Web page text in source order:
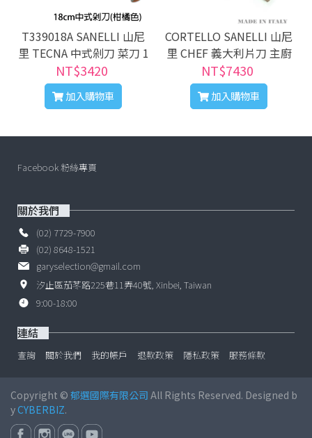
T339018A SANELLI 山尼
里 TECNA 中式剁刀 菜刀 1
8cm
NT$3420
加入購物車
CORTELLO SANELLI 山尼
里 CHEF 義大利片刀 主廚
刀 18cm
NT$7430
加入購物車
關於我們
(02) 7729-7900
(02) 8648-1521
garyselection@gmail.com
汐止區茄苳路225巷11弄40號, Xinbei, Taiwan
9:00-18:00
連結
查詢 關於我們 我的帳戶 退款政策 隱私政策 服務條款
Facebook 粉絲專頁
Copyright © 郁選國際有限公司 All Rights Reserved. Designed b
yCYBERBIZ.